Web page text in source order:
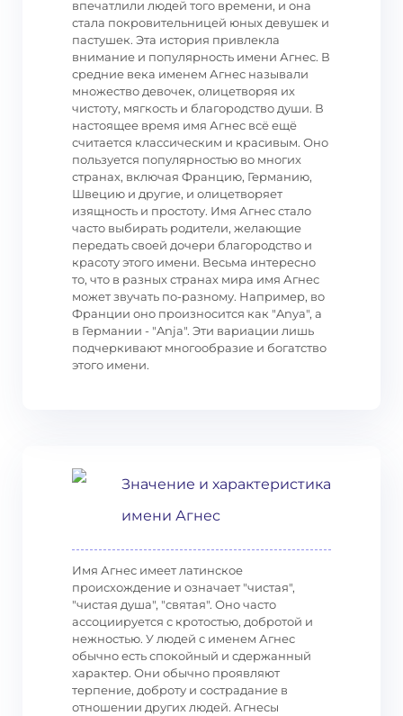
впечатлили людей того времени, и она
стала покровительницей юных девушек и
пастушек. Эта история привлекла
внимание и популярность имени Агнес. В
средние века именем Агнес называли
множество девочек, олицетворяя их
чистоту, мягкость и благородство души. В
настоящее время имя Агнес всё ещё
считается классическим и красивым. Оно
пользуется популярностью во многих
странах, включая Францию, Германию,
Швецию и другие, и олицетворяет
изящность и простоту. Имя Агнес стало
часто выбирать родители, желающие
передать своей дочери благородство и
красоту этого имени. Весьма интересно
то, что в разных странах мира имя Агнес
может звучать по-разному. Например, во
Франции оно произносится как "Anya", а
в Германии - "Anja". Эти вариации лишь
подчеркивают многообразие и богатство
этого имени.
Значение и характеристика
имени Агнес
Имя Агнес имеет латинское
происхождение и означает "чистая",
"чистая душа", "святая". Оно часто
ассоциируется с кротостью, добротой и
нежностью. У людей с именем Агнес
обычно есть спокойный и сдержанный
характер. Они обычно проявляют
терпение, доброту и сострадание в
отношении других людей. Агнесы